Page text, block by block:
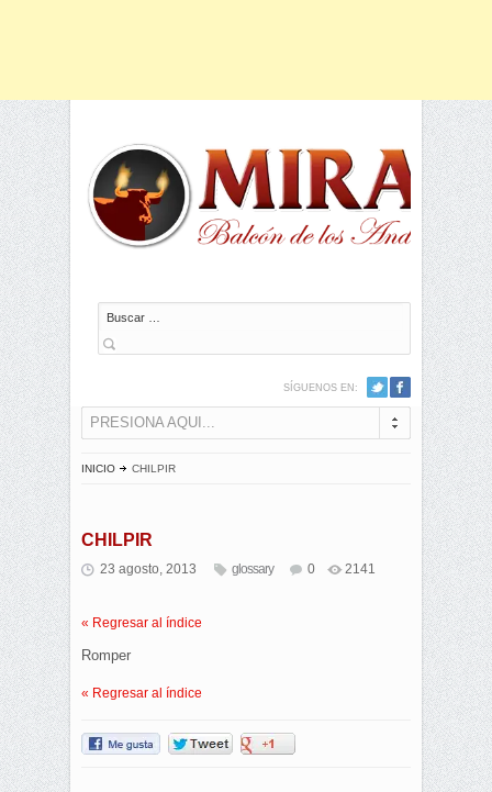
Buscar
SÍGUENOS EN:
PRESIONA AQUI...
INICIO CHILPIR
CHILPIR
23 agosto, 2013 glossary 0 2141
« Regresar al índice
Romper
« Regresar al índice